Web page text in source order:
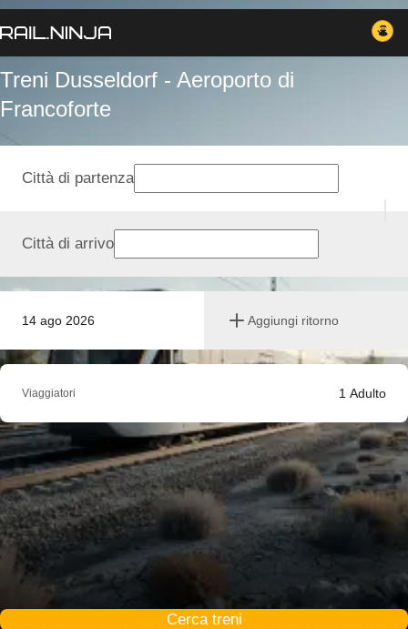
Treni Dusseldorf - Aeroporto di
Francoforte
14 ago 2026 Aggiungi ritorno
Città di partenza
Città di arrivo
Viaggiatori 1 Adulto
Cerca treni